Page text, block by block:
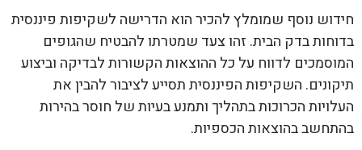
חידוש נוסף שמומלץ להכיר הוא הדרישה לשקיפות פיננסית
בדוחות בדק הבית. זהו צעד שמטרתו להבטיח שהגופים
המוסמכים לדווח על כל ההוצאות הקשורות לבדיקה וביצוע
תיקונים. השקיפות הפיננסית תסייע לציבור להבין את
העלויות הכרוכות בתהליך ותמנע בעיות של חוסר בהירות
בהתחשב בהוצאות הכספיות.